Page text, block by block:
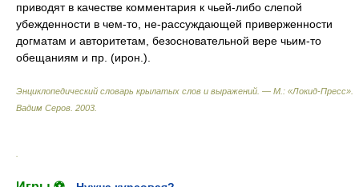
приводят в качестве комментария к чьей-либо слепой
убежденности в чем-то, не-рассуждающей приверженности
догматам и авторитетам, безосновательной вере чьим-то
обещаниям и пр. (ирон.).
Энциклопедический словарь крылатых слов и выражений. — М.: «Локид-Пресс»
Вадим Серов 2003